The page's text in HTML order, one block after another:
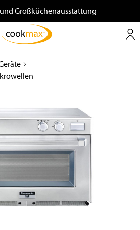
Großküchenausstattung